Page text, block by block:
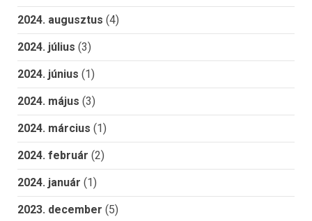
2024. augusztus (4)
2024. július (3)
2024. június (1)
2024. május (3)
2024. március (1)
2024. február (2)
2024. január (1)
2023. december (5)